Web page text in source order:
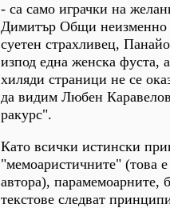
- са само играчки на
Димитър Общи неизменно
суетен страхливец,
изпод една женска фуста,
хиляди страници не се
да видим Любен
ракурс".
Като всички истински
"мемоаристичните" (това
автора), парамемоарните,
текстове следват